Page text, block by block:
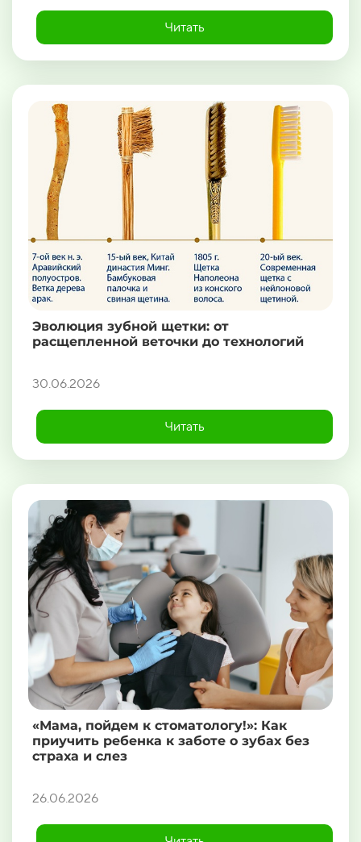
Читать
Эволюция зубной щетки: от
расщепленной веточки до технологий
30.06.2026
Читать
«Мама, пойдем к стоматологу!»: Как
приучить ребенка к заботе о зубах без
страха и слез
26.06.2026